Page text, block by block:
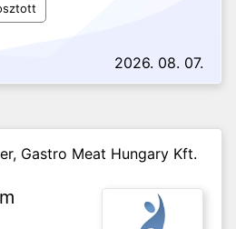
2026. 08. 07.
Gastro Meat Hungary Kft.